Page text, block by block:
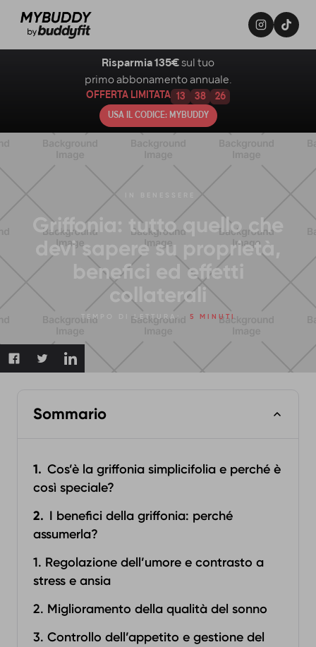
Griffonia: tutto quello che
devi sapere su proprietà,
benefici ed effetti
collaterali
TEMPO DI LETTURA: 5 MINUTI
Sommario
Cos’è la griffonia simplicifolia e perché è
così speciale?
I benefici della griffonia: perché
assumerla?
1. Regolazione dell’umore e contrasto a
stress e ansia
2. Miglioramento della qualità del sonno
3. Controllo dell’appetito e gestione del
Risparmia 135€ sul tuo
primo abbonamento annuale.
OFFERTA LIMITATA 13 38 25
USA IL CODICE: MYBUDDY